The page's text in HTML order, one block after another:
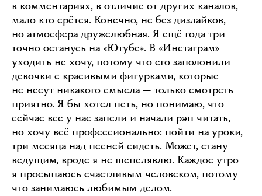
в комментариях, в отличие от других каналов,
мало кто срётся. Конечно, не без дизлайков,
но атмосфера дружелюбная. Я ещё года три
точно останусь на «Ютубе». В «Инстаграм»
уходить не хочу, потому что его заполонили
девочки с красивыми фигурками, которые
не несут никакого смысла — только смотреть
приятно. Я бы хотел петь, но понимаю, что
сейчас все у нас запели и начали рэп читать,
но хочу всё профессионально: пойти на уроки,
три месяца над песней сидеть. Может, стану
ведущим, вроде я не шепелявлю. Каждое утро
я просыпаюсь счастливым человеком, потому
что занимаюсь любимым делом.